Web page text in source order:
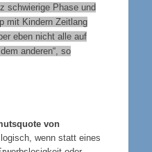
schwierige Phase und
mit Kindern Zeitlang
eben nicht alle auf
anderen“, so
von
wenn statt eines